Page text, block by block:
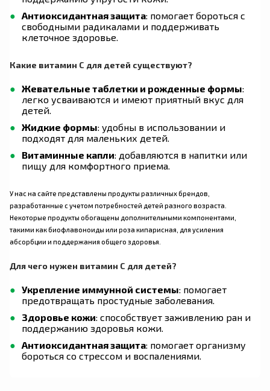
Антиоксидантная защита: помогает бороться с
свободными радикалами и поддерживать
клеточное здоровье.
Какие витамин C для детей существуют?
Жевательные таблетки и рожденные формы:
легко усваиваются и имеют приятный вкус для
детей.
Жидкие формы: удобны в использовании и
подходят для маленьких детей.
Витаминные капли: добавляются в напитки или
пищу для комфортного приема.
У нас на сайте представлены продукты различных брендов,
разработанные с учетом потребностей детей разного возраста.
Некоторые продукты обогащены дополнительными компонентами,
такими как биофлавоноиды или роза кипарисная, для усиления
абсорбции и поддержания общего здоровья.
Для чего нужен витамин C для детей?
Укрепление иммунной системы: помогает
предотвращать простудные заболевания.
Здоровье кожи: способствует заживлению ран и
поддержанию здоровья кожи.
Антиоксидантная защита: помогает организму
бороться со стрессом и воспалениями.